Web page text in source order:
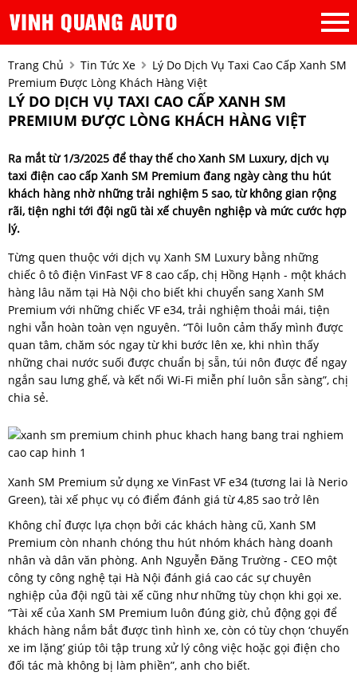
Trang Chủ Tin Tức Xe
Lý Do Dịch Vụ Taxi Cao Cấp Xanh SM
Premium Được Lòng Khách Hàng Việt
LÝ DO DỊCH VỤ TAXI CAO CẤP XANH SM
PREMIUM ĐƯỢC LÒNG KHÁCH HÀNG VIỆT
Ra mắt từ 1/3/2025 để thay thế cho Xanh SM Luxury, dịch vụ
taxi điện cao cấp Xanh SM Premium đang ngày càng thu hút
khách hàng nhờ những trải nghiệm 5 sao, từ không gian rộng
rãi, tiện nghi tới đội ngũ tài xế chuyên nghiệp và mức cước hợp
lý.
Từng quen thuộc với dịch vụ Xanh SM Luxury bằng những
chiếc ô tô điện VinFast VF 8 cao cấp, chị Hồng Hạnh - một khách
hàng lâu năm tại Hà Nội cho biết khi chuyển sang Xanh SM
Premium với những chiếc VF e34, trải nghiệm thoải mái, tiện
nghi vẫn hoàn toàn vẹn nguyên. “Tôi luôn cảm thấy mình được
quan tâm, chăm sóc ngay từ khi bước lên xe, khi nhìn thấy
những chai nước suối được chuẩn bị sẵn, túi nôn được để ngay
ngắn sau lưng ghế, và kết nối Wi-Fi miễn phí luôn sẵn sàng”, chị
chia sẻ.
Xanh SM Premium sử dụng xe VinFast VF e34 (tương lai là Nerio
Green), tài xế phục vụ có điểm đánh giá từ 4,85 sao trở lên
Không chỉ được lựa chọn bởi các khách hàng cũ, Xanh SM
Premium còn nhanh chóng thu hút nhóm khách hàng doanh
nhân và dân văn phòng. Anh Nguyễn Đăng Trường - CEO một
công ty công nghệ tại Hà Nội đánh giá cao các sự chuyên
nghiệp của đội ngũ tài xế cũng như những tùy chọn khi gọi xe.
“Tài xế của Xanh SM Premium luôn đúng giờ, chủ động gọi để
khách hàng nắm bắt được tình hình xe, còn có tùy chọn ‘chuyến
xe im lặng’ giúp tôi tập trung xử lý công việc hoặc gọi điện cho
đối tác mà không bị làm phiền”, anh cho biết.